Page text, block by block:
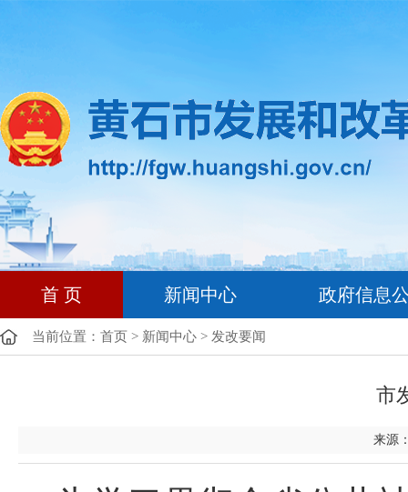
首 页 新闻中心 政府信息
当前位置： 首页 > 新闻中心 > 发改要闻
市
来源